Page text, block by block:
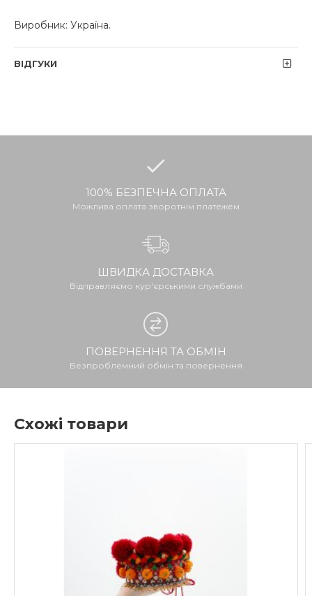
Виробник: Україна.
ВІДГУКИ
100% БЕЗПЕЧНА ОПЛАТА
Можлива оплата зворотнім платежем
ШВИДКА ДОСТАВКА
Відправляємо кур'єрськими службами
ПОВЕРНЕННЯ ТА ОБМІН
Безпроблемний обмін та повернення
Схожі товари